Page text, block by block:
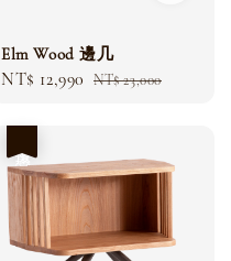
Elm Wood 邊几
Sale
NT$ 12,990 Regular
NT$ 23,000